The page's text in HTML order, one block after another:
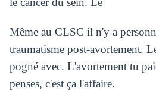
Même au CLSC il n'y a
traumatisme post-avortement.
pogné avec. L'avortement tu
penses, c'est ça l'affaire.